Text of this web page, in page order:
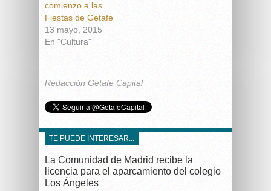
comienzo a las
Fiestas de Getafe
13 mayo, 2015
En "Cultura"
Redacción Getafe Capital
TE PUEDE INTERESAR...
La Comunidad de Madrid recibe la
licencia para el aparcamiento del colegio
Los Ángeles